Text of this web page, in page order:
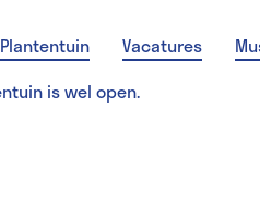
Plantentuin Vacatures
is wel open.